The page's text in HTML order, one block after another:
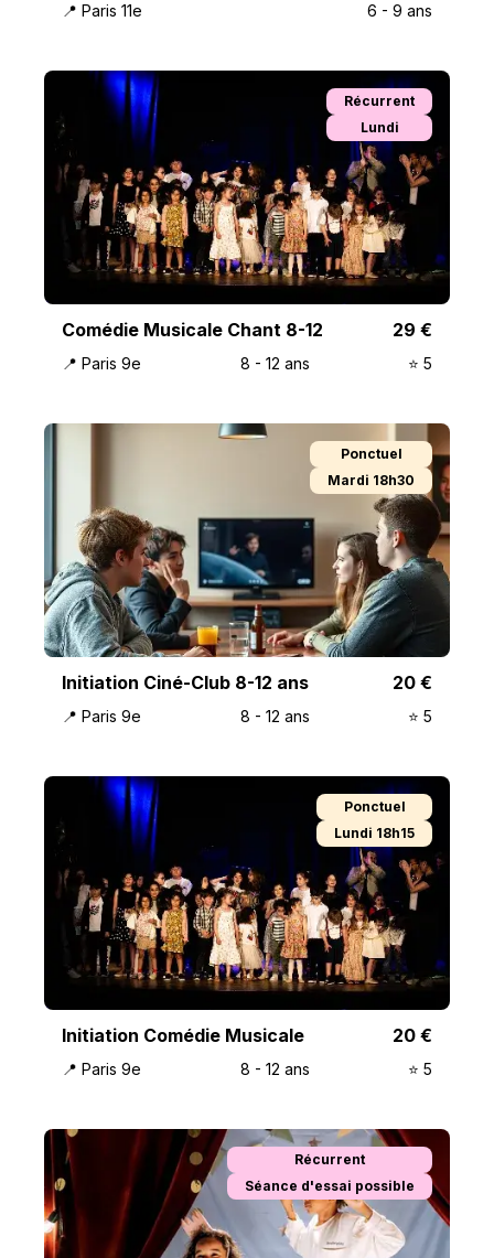
📍 Paris 11e 6 - 9 ans
Récurrent
Lundi
Comédie Musicale Chant 8-12 29 €
📍 Paris 9e 8 - 12 ans ⭐️ 5
Ponctuel
Mardi 18h30
Initiation Ciné-Club 8-12 ans 20 €
📍 Paris 9e 8 - 12 ans ⭐️ 5
Ponctuel
Lundi 18h15
Initiation Comédie Musicale 20 €
📍 Paris 9e 8 - 12 ans ⭐️ 5
Récurrent
Séance d'essai possible